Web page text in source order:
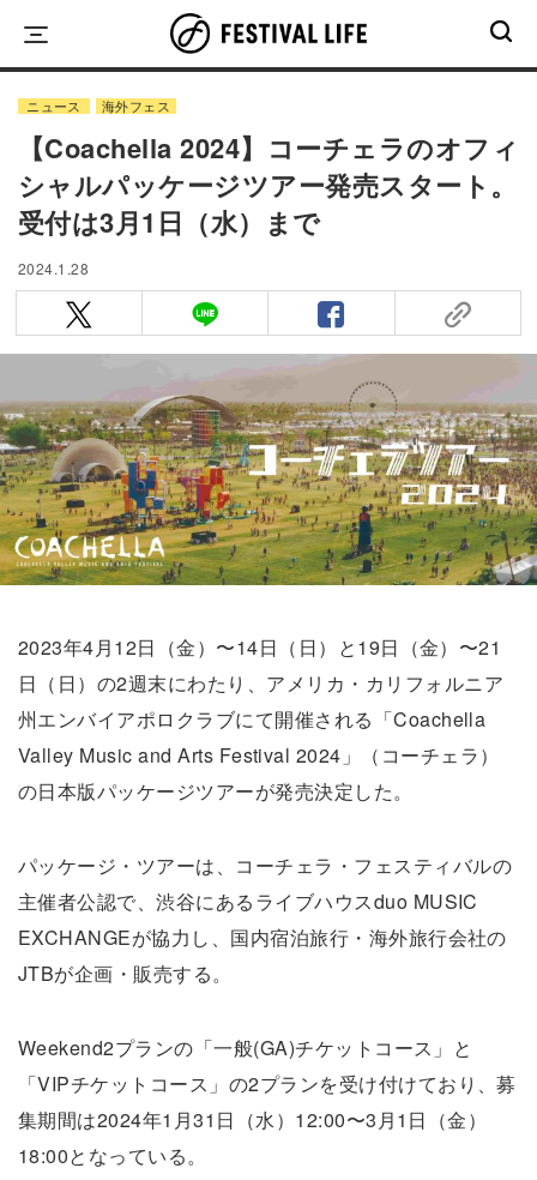
content
ニュース 海外フェス
【Coachella 2024】コーチェラのオフィ
シャルパッケージツアー発売スタート。
受付は3月1日（水）まで
2024.1.28
2023年4月12日（金）〜14日（日）と19日（金）〜21
日（日）の2週末にわたり、アメリカ・カリフォルニア
州エンバイアポロクラブにて開催される「Coachella
Valley Music and Arts Festival 2024」（コーチェラ）
の日本版パッケージツアーが発売決定した。
パッケージ・ツアーは、コーチェラ・フェスティバルの
主催者公認で、渋谷にあるライブハウスduo MUSIC
EXCHANGEが協力し、国内宿泊旅行・海外旅行会社の
JTBが企画・販売する。
Weekend2プランの「一般(GA)チケットコース」と
「VIPチケットコース」の2プランを受け付けており、募
集期間は2024年1月31日（水）12:00〜3月1日（金）
18:00となっている。